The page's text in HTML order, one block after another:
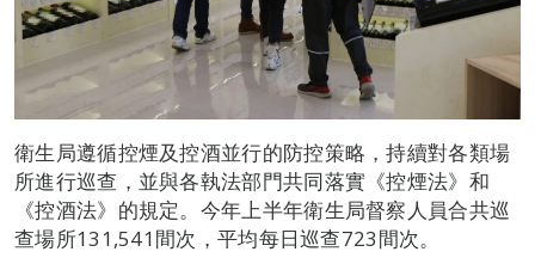
衛生局遵循控煙及控酒並行的防控策略，持續對各類場
所進行巡查，並與各執法部門共同落實《控煙法》和
《控酒法》的規定。今年上半年衛生局督察人員合共巡
查場所131,541間次，平均每日巡查723間次。